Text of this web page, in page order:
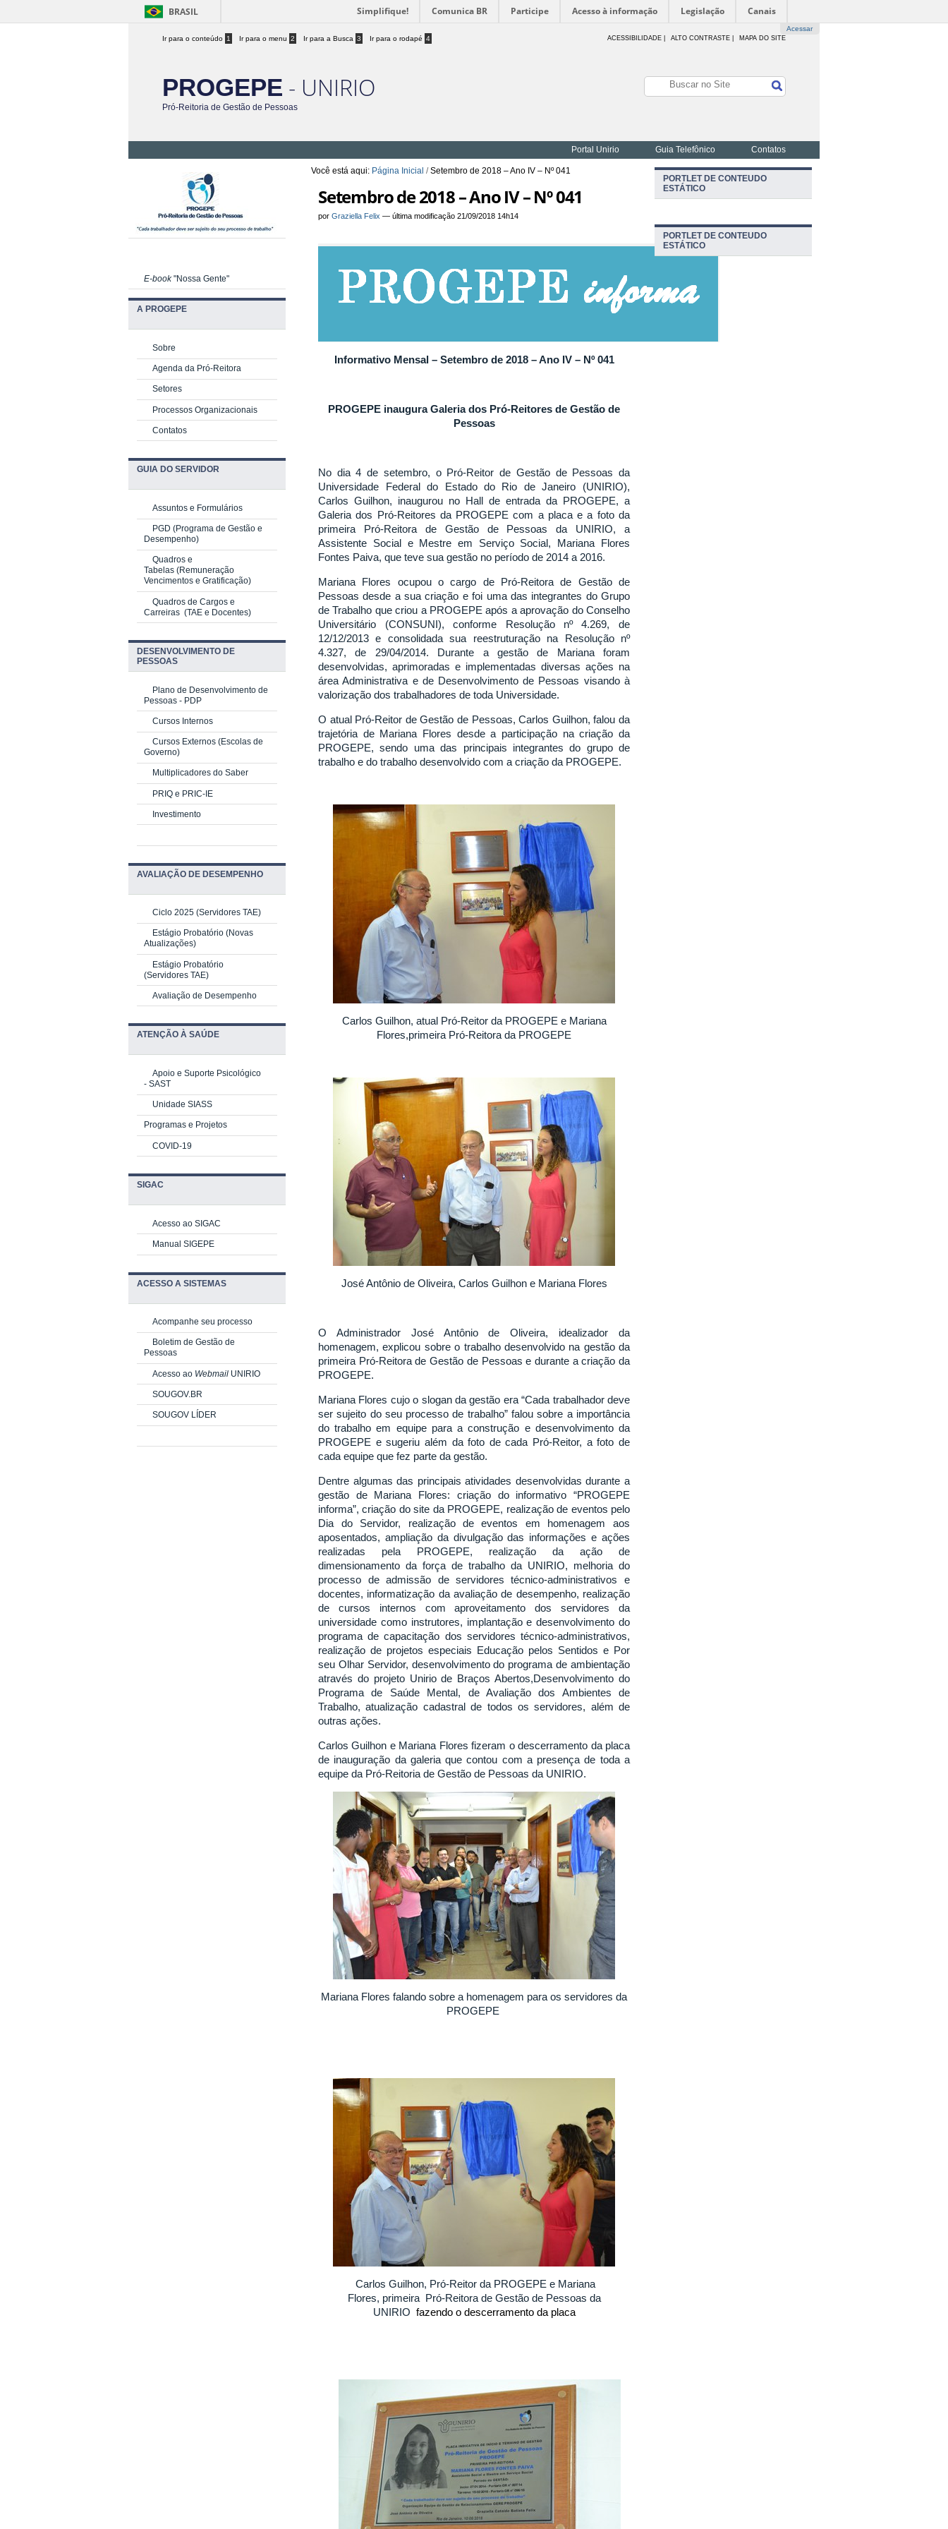
BRASIL Simplifique! Comunica BR Participe Acesso à informação Legislação Canais
Acessar
Ir para o conteúdo 1 Ir para o menu 2 Ir para a Busca 3 Ir para o rodapé 4 ACESSIBILIDADE ALTO CONTRASTE | MAPA DO SITE
PROGEPE - UNIRIO
Pró-Reitoria de Gestão de Pessoas
Portal Unirio Guia Telefônico Contatos
Você está aqui: Página Inicial /Setembro de 2018 – Ano IV – Nº 041
Setembro de 2018 – Ano IV – Nº 041
porGraziella Felix —última modificação 21/09/2018 14h14
Informativo Mensal – Setembro de 2018 – Ano IV – Nº 041
PROGEPE inaugura Galeria dos Pró-Reitores de Gestão de
Pessoas
No dia 4 de setembro, o Pró-Reitor de Gestão de Pessoas da
Universidade Federal do Estado do Rio de Janeiro (UNIRIO),
Carlos Guilhon, inaugurou no Hall de entrada da PROGEPE, a
Galeria dos Pró-Reitores da PROGEPE com a placa e a foto da
primeira Pró-Reitora de Gestão de Pessoas da UNIRIO, a
Assistente Social e Mestre em Serviço Social, Mariana Flores
Fontes Paiva, que teve sua gestão no período de 2014 a 2016.
Mariana Flores ocupou o cargo de Pró-Reitora de Gestão de
Pessoas desde a sua criação e foi uma das integrantes do Grupo
de Trabalho que criou a PROGEPE após a aprovação do Conselho
Universitário (CONSUNI), conforme Resolução nº 4.269, de
12/12/2013 e consolidada sua reestruturação na Resolução nº
4.327, de 29/04/2014. Durante a gestão de Mariana foram
desenvolvidas, aprimoradas e implementadas diversas ações na
área Administrativa e de Desenvolvimento de Pessoas visando à
valorização dos trabalhadores de toda Universidade.
O atual Pró-Reitor de Gestão de Pessoas, Carlos Guilhon, falou da
trajetória de Mariana Flores desde a participação na criação da
PROGEPE, sendo uma das principais integrantes do grupo de
trabalho e do trabalho desenvolvido com a criação da PROGEPE.
Carlos Guilhon, atual Pró-Reitor da PROGEPE e Mariana
Flores,primeira Pró-Reitora da PROGEPE
José Antônio de Oliveira, Carlos Guilhon e Mariana Flores
O Administrador José Antônio de Oliveira, idealizador da
homenagem, explicou sobre o trabalho desenvolvido na gestão da
primeira Pró-Reitora de Gestão de Pessoas e durante a criação da
PROGEPE.
Mariana Flores cujo o slogan da gestão era “Cada trabalhador deve
ser sujeito do seu processo de trabalho” falou sobre a importância
do trabalho em equipe para a construção e desenvolvimento da
PROGEPE e sugeriu além da foto de cada Pró-Reitor, a foto de
cada equipe que fez parte da gestão.
Dentre algumas das principais atividades desenvolvidas durante a
gestão de Mariana Flores: criação do informativo “PROGEPE
informa”, criação do site da PROGEPE, realização de eventos pelo
Dia do Servidor, realização de eventos em homenagem aos
aposentados, ampliação da divulgação das informações e ações
realizadas pela PROGEPE, realização da ação de
dimensionamento da força de trabalho da UNIRIO, melhoria do
processo de admissão de servidores técnico-administrativos e
docentes, informatização da avaliação de desempenho, realização
de cursos internos com aproveitamento dos servidores da
universidade como instrutores, implantação e desenvolvimento do
programa de capacitação dos servidores técnico-administrativos,
realização de projetos especiais Educação pelos Sentidos e Por
seu Olhar Servidor, desenvolvimento do programa de ambientação
através do projeto Unirio de Braços Abertos,Desenvolvimento do
Programa de Saúde Mental, de Avaliação dos Ambientes de
Trabalho, atualização cadastral de todos os servidores, além de
outras ações.
Carlos Guilhon e Mariana Flores fizeram o descerramento da placa
de inauguração da galeria que contou com a presença de toda a
equipe da Pró-Reitoria de Gestão de Pessoas da UNIRIO.
Mariana Flores falando sobre a homenagem para os servidores da
PROGEPE
Carlos Guilhon, Pró-Reitor da PROGEPE e Mariana
Flores, primeira Pró-Reitora de Gestão de Pessoas da
UNIRIO fazendo o descerramento da placa
E-book"Nossa Gente"
A PROGEPE
Sobre
Agenda da Pró-Reitora
Setores
Processos Organizacionais
Contatos
GUIA DO SERVIDOR
Assuntos e Formulários
PGD (Programa de Gestão e
Desempenho)
Quadros e
Tabelas (Remuneração
Vencimentos e Gratificação)
Quadros de Cargos e
Carreiras (TAE e Docentes)
DESENVOLVIMENTO DE
PESSOAS
Plano de Desenvolvimento de
Pessoas - PDP
Cursos Internos
Cursos Externos (Escolas de
Governo)
Multiplicadores do Saber
PRIQ e PRIC-IE
Investimento
AVALIAÇÃO DE DESEMPENHO
Ciclo 2025 (Servidores TAE)
Estágio Probatório (Novas
Atualizações)
Estágio Probatório
(Servidores TAE)
Avaliação de Desempenho
ATENÇÃO À SAÚDE
Apoio e Suporte Psicológico
- SAST
Unidade SIASS
Programas e Projetos
COVID-19
SIGAC
Acesso ao SIGAC
Manual SIGEPE
ACESSO A SISTEMAS
Acompanhe seu processo
Boletim de Gestão de
Pessoas
Acesso ao Webmail UNIRIO
SOUGOV.BR
SOUGOV LÍDER
PORTLET DE CONTEUDO
ESTÁTICO
PORTLET DE CONTEUDO
ESTÁTICO